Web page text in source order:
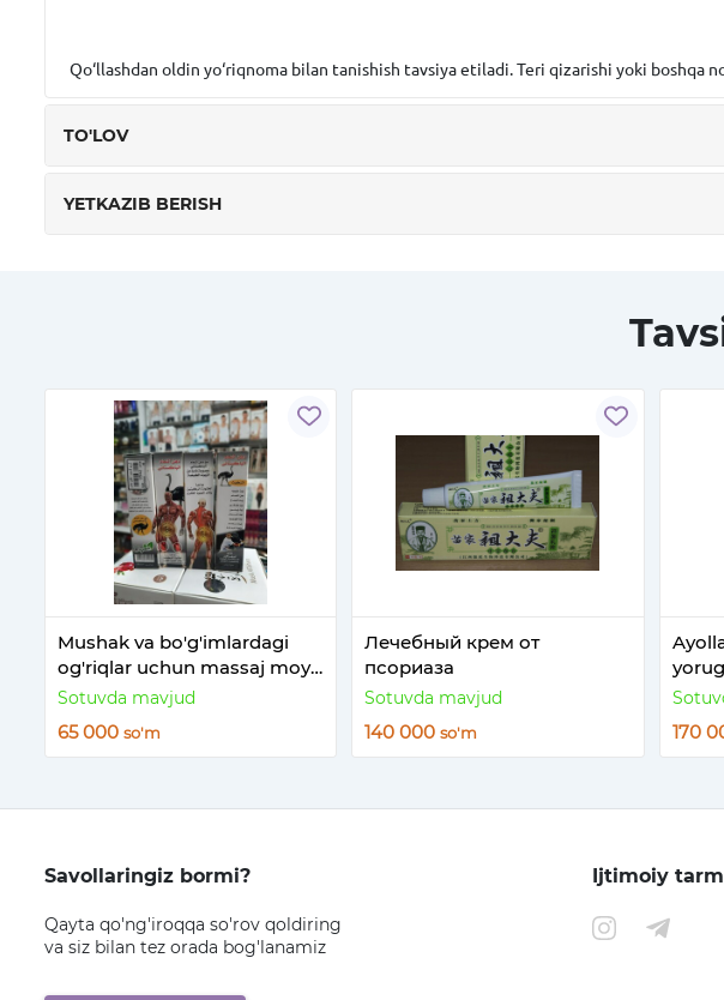
Qo‘llashdan oldin yo‘riqnoma bilan tanishish tavsiya etiladi. Teri qizarishi yoki
TO'LOV
YETKAZIB BERISH
Mushak va bo'g'imlardagi
og'riqlar uchun massaj moyi
El-kapitan
Sotuvda mavjud
65 000 so'm
Лечебный крем от
псориаза
Sotuvda mavjud
140 000so'm 170
Savollaringiz bormi?
Qayta qo'ng'iroqqa so'rov qoldiring
va siz bilan tez orada bog'lanamiz
Ijtimoiy